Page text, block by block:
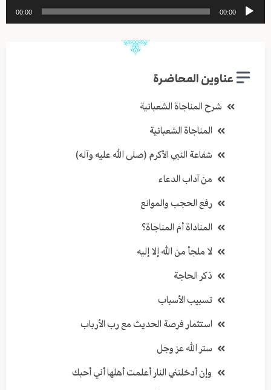
مشغل
الصوت
00:00
00:00
عناوين المحاضرة
شرح المناجاة الشعبانية
المناجاة الشعبانية
شفاعة النبي الأكرم (صلى الله عليه وآله)
من آداب الدعاء
رفع الحجب والموانع
المناداة أم المناجاة؟
لا ملجأ من الله إلا إليه
ذكر الحاجة
تسبيب الأسباب
استثمار فرصة الحديث مع رب الأرباب
ستر الله عز وجل
وإن أدخلتني النار أعلمت أهلها أني أحبك